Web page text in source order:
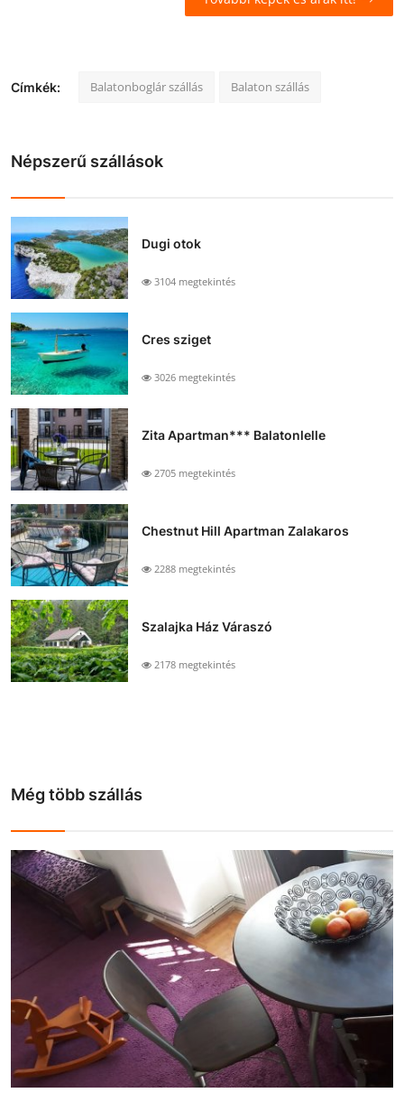
Címkék: Balatonboglár szállás Balaton szállás
Népszerű szállások
Dugi otok
3104 megtekintés
Cres sziget
3026 megtekintés
Zita Apartman*** Balatonlelle
2705 megtekintés
Chestnut Hill Apartman Zalakaros
2288 megtekintés
Szalajka Ház Váraszó
2178 megtekintés
Még több szállás